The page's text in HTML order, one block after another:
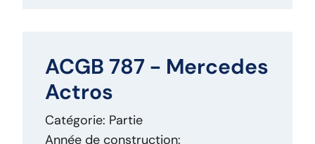
ACGB 787 - Mercedes
Actros
Catégorie: Partie
Année de construction: